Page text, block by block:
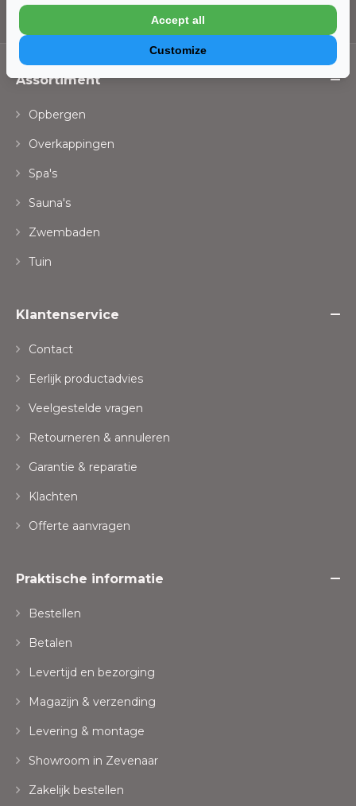
Assortiment
Opbergen
Overkappingen
Spa's
Sauna's
Zwembaden
Tuin
Klantenservice
Contact
Eerlijk productadvies
Veelgestelde vragen
Retourneren & annuleren
Garantie & reparatie
Klachten
Offerte aanvragen
Praktische informatie
Bestellen
Betalen
Levertijd en bezorging
Magazijn & verzending
Levering & montage
Showroom in Zevenaar
Zakelijk bestellen
Customize
Accept all